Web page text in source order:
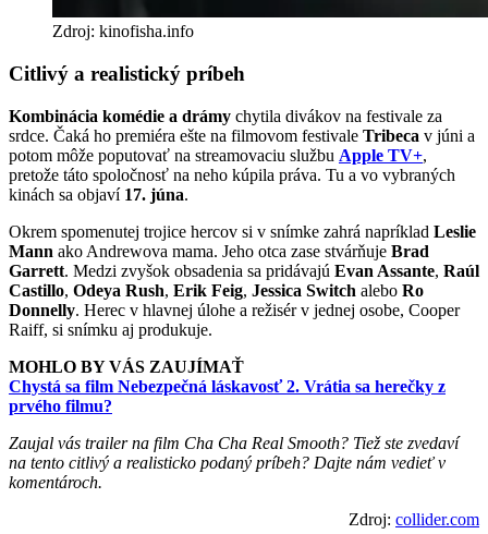
Zdroj: kinofisha.info
Citlivý a realistický príbeh
Kombinácia komédie a drámy chytila divákov na festivale za
srdce. Čaká ho premiéra ešte na filmovom festivale Tribeca v júni a
potom môže poputovať na streamovaciu službu Apple TV+,
pretože táto spoločnosť na neho kúpila práva. Tu a vo vybraných
kinách sa objaví 17. júna.
Okrem spomenutej trojice hercov si v snímke zahrá napríklad Leslie
Mann ako Andrewova mama. Jeho otca zase stvárňuje Brad
Garrett. Medzi zvyšok obsadenia sa pridávajú Evan Assante, Raúl
Castillo, Odeya Rush, Erik Feig, Jessica Switch alebo Ro
Donnelly. Herec v hlavnej úlohe a režisér v jednej osobe, Cooper
Raiff, si snímku aj produkuje.
MOHLO BY VÁS ZAUJÍMAŤ
Chystá sa film Nebezpečná láskavosť 2. Vrátia sa herečky z
prvého filmu?
Zaujal vás trailer na film Cha Cha Real Smooth? Tiež ste zvedaví
na tento citlivý a realisticko podaný príbeh? Dajte nám vedieť v
komentároch.
Zdroj: collider.com